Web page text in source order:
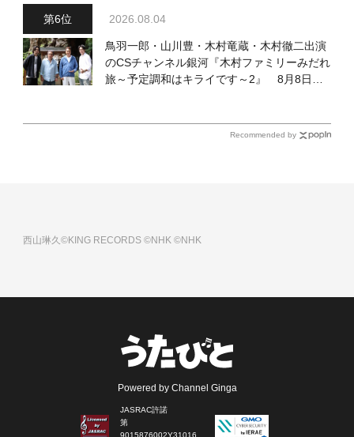
ください！」
2026.08.04
鳥羽一郎・山川豊・木村竜蔵・木村徹二出演
のCSチャンネル銀河『木村ファミリーみだれ
旅～予定調和はキライです～2』 8月8日
Recommended by
西山琳久©KING RECORDS©NHK©NHK
Powered by Channel Ginga
JASRAC許諾
第
9015876002Y31016